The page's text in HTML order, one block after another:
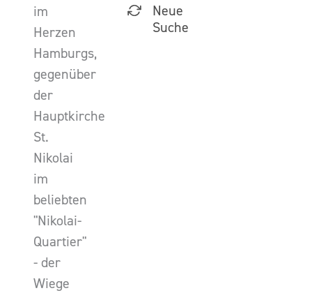
im
Herzen
Hamburgs,
gegenüber
der
Hauptkirche
St.
Nikolai
im
beliebten
"Nikolai-
Quartier"
- der
Wiege
Neue
Suche